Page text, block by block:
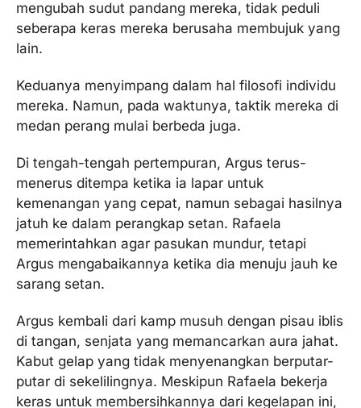
mengubah sudut pandang mereka, tidak peduli
seberapa keras mereka berusaha membujuk yang
lain.
Keduanya menyimpang dalam hal filosofi individu
mereka. Namun, pada waktunya, taktik mereka di
medan perang mulai berbeda juga.
Di tengah-tengah pertempuran, Argus terus-
menerus ditempa ketika ia lapar untuk
kemenangan yang cepat, namun sebagai hasilnya
jatuh ke dalam perangkap setan. Rafaela
memerintahkan agar pasukan mundur, tetapi
Argus mengabaikannya ketika dia menuju jauh ke
sarang setan.
Argus kembali dari kamp musuh dengan pisau iblis
di tangan, senjata yang memancarkan aura jahat.
Kabut gelap yang tidak menyenangkan berputar-
putar di sekelilingnya. Meskipun Rafaela bekerja
keras untuk membersihkannya dari kegelapan ini,